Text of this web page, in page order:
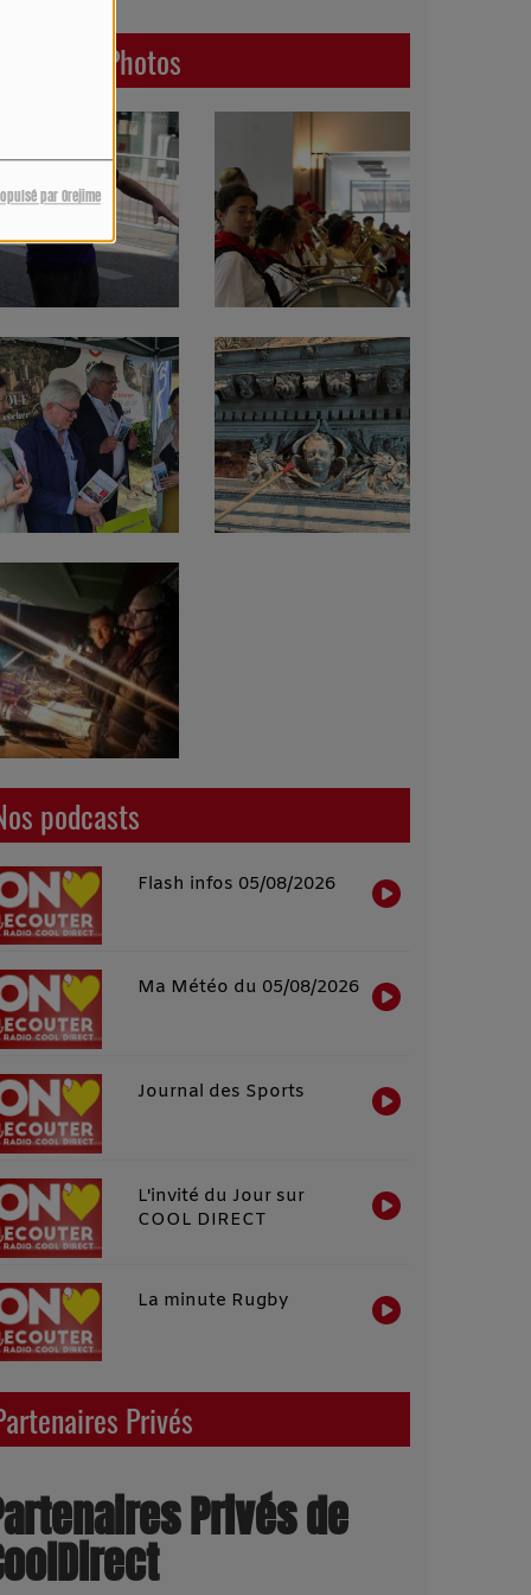
par Orejime
Dernières Photos
podcasts
Flash infos 05/08/2026
Ma Météo du 05/08/2026
Journal des Sports
L'invité du Jour sur
COOL DIRECT
La minute Rugby
Privés
Privés de